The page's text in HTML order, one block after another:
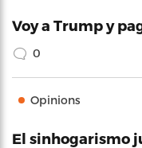
Voy a Trump y
0
Opinions
El sinhogarismo